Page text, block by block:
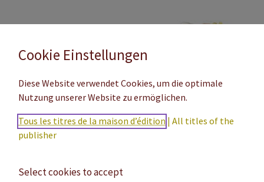
Cookie Einstellungen
Diese Website verwendet Cookies, um die optimale
Nutzung unserer Website zu ermöglichen.
Tous les titres de la maison d’édition | All titles of the
publisher
Select cookies to accept